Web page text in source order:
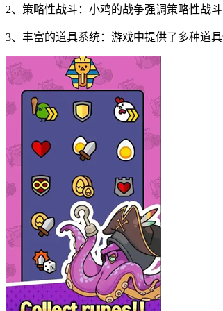
2、策略性战斗：小鸡的战争强调策略性战
3、丰富的道具系统：游戏中提供了多种道